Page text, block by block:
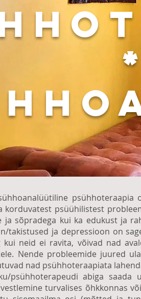
psüühilistest
ja sõpradega kui ka edukust ja
takistused ja depressioon on
kui neid ei ravita, võivad nad
Nende probleemide juured
nad psühhoteraapiata
psühhoterapeudi abiga saada
turvalises õhkkonnas